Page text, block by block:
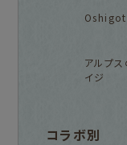
アルプ
イジ
コラボ別